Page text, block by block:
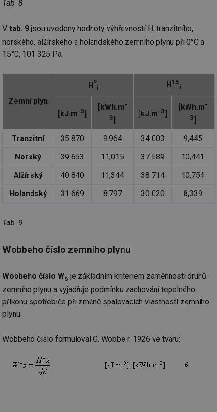
Tab. 8
V tab. 9 jsou uvedeny hodnoty výhřevností Hi tranzitního,
norského, alžírského a holandského zemního plynu při 0°C a
15°C, 101 325 Pa.
Zemní plyn
H
o
i H15
i
[kJ.m-3]
[kWh.m-
3]
[kJ.m-3]
[kWh.m-
3]
Tranzitní 35 870 9,964 34 003
9,445
Norský
39 653 11,015 37 589
10,441
Alžírský
40 840 11,344 38 714
10,754
Holandský
31 669 8,797 30 020 8,339
Tab. 9
Wobbeho číslo zemního plynu
Wobbeho číslo Ws je základním kriteriem záměnnosti druhů
zemního plynu a vyjadřuje podmínku zachování tepelného
příkonu spotřebiče při změně spalovacích vlastností zemního
plynu.
Wobbeho číslo formuloval G. Wobbe r. 1926 ve tvaru: